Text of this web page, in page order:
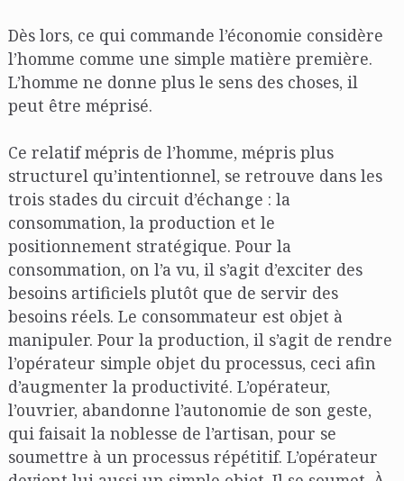
Dès lors, ce qui commande l’économie considère
l’homme comme une simple matière première.
L’homme ne donne plus le sens des choses, il
peut être méprisé.
Ce relatif mépris de l’homme, mépris plus
structurel qu’intentionnel, se retrouve dans les
trois stades du circuit d’échange : la
consommation, la production et le
positionnement stratégique. Pour la
consommation, on l’a vu, il s’agit d’exciter des
besoins artificiels plutôt que de servir des
besoins réels. Le consommateur est objet à
manipuler. Pour la production, il s’agit de rendre
l’opérateur simple objet du processus, ceci afin
d’augmenter la productivité. L’opérateur,
l’ouvrier, abandonne l’autonomie de son geste,
qui faisait la noblesse de l’artisan, pour se
soumettre à un processus répétitif. L’opérateur